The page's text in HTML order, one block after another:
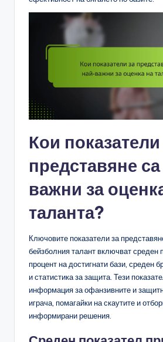
Кои показатели
представяне
важни за
таланта?
Ключовите показатели за
бейзболния талант включват среден
процент на достигнати бази, среден
и статистика за защита. Тези
информация за офанзивните и
играча, помагайки на скаутите и
информирани решения.